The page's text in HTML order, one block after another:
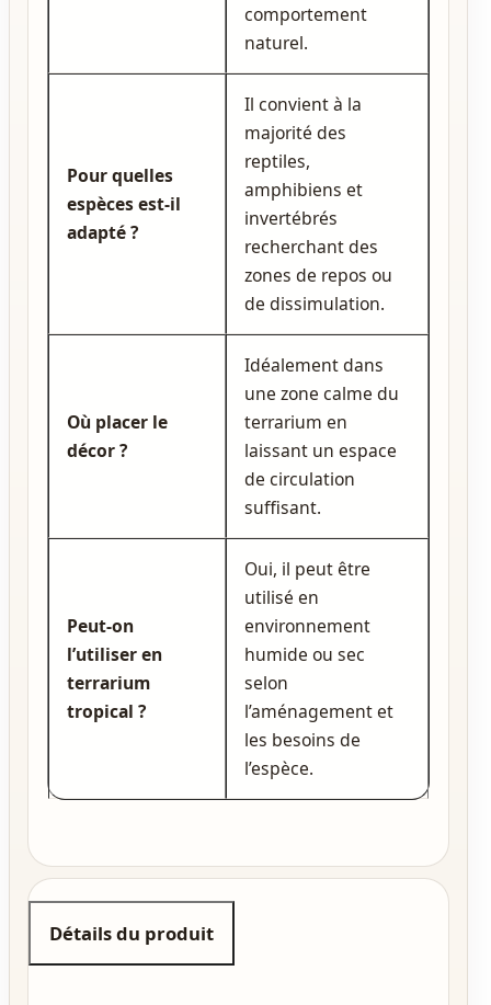
comportement
naturel.
Pour quelles
espèces est‑il
adapté ?
Il convient à la
majorité des
reptiles,
amphibiens et
invertébrés
recherchant des
zones de repos ou
de dissimulation.
Où placer le
décor ?
Idéalement dans
une zone calme du
terrarium en
laissant un espace
de circulation
suffisant.
Peut‑on
l’utiliser en
terrarium
tropical ?
Oui, il peut être
utilisé en
environnement
humide ou sec
selon
l’aménagement et
les besoins de
l’espèce.
Détails du produit